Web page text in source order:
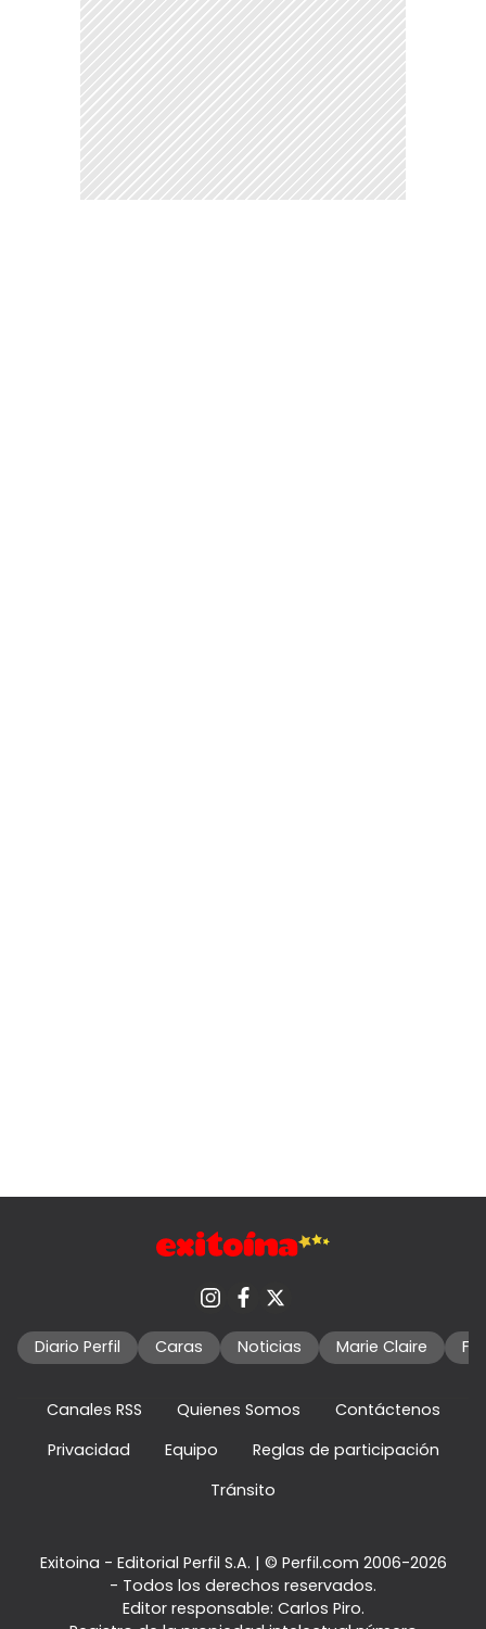
Diario Perfil Caras Noticias Marie Claire
Canales RSS Quienes Somos
Contáctenos
Privacidad
Equipo
Reglas de participación
Tránsito
Exitoina - Editorial Perfil S.A. | © Perfil.com 2006-2026
- Todos los derechos reservados.
Editor responsable: Carlos Piro.